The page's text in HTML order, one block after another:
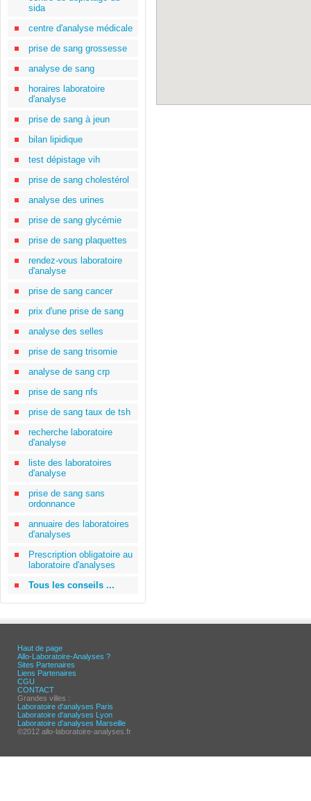
sida
centre d'analyse médicale
prise de sang grossesse
analyse de sang
horaires laboratoire
d'analyse
prise de sang à jeun
bilan lipidique
test dépistage vih
prise de sang cholestérol
analyse des urines
prise de sang glycémie
prise de sang plaquettes
rendez-vous laboratoire
d'analyse
prise de sang cancer
prix d'une prise de sang
analyse des selles
prise de sang trisomie
analyse de sang crp
prise de sang nfs
prise de sang taux de tsh
recherche laboratoire
d'analyse
liste des laboratoires
d'analyse
prise de sang sans
ordonnance
annuaire des laboratoires
d'analyses
Prescription obligatoire au
laboratoire d'analyses
Tous les conseils ...
Haut de page
Allo-Laboratoire-Analyses ?
Sites Partenaires
Liens Partenaires
CGU
CONTACT
Grandes villes :
Laboratoire d'analyses Paris
Laboratoire d'analyses Lyon
Laboratoire d'analyses Marseille
©2012 allo-laboratoire-analyses.fr